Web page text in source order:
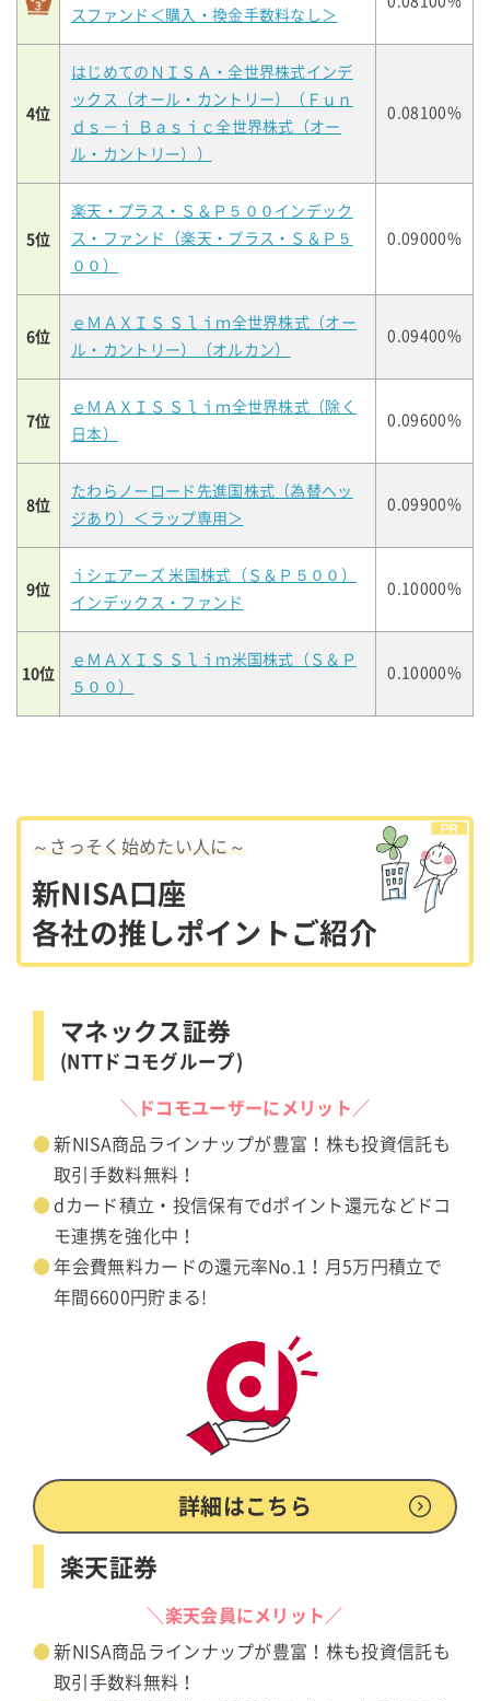
スファンド＜購入・換金手数料なし＞
4位
はじめてのＮＩＳＡ・全世界株式インデ
ックス（オール・カントリー）（Ｆｕｎ
ｄｓ－ｉ Ｂａｓｉｃ全世界株式（オー
ル・カントリー））
0.08100%
5位
楽天・プラス・Ｓ＆Ｐ５００インデック
ス・ファンド（楽天・プラス・Ｓ＆Ｐ５
００）
0.09000%
6位
ｅＭＡＸＩＳ Ｓｌｉｍ全世界株式（オー
ル・カントリー）（オルカン）
0.09400%
7位
ｅＭＡＸＩＳ Ｓｌｉｍ全世界株式（除く
日本）
0.09600%
8位
たわらノーロード先進国株式（為替ヘッ
ジあり）＜ラップ専用＞
0.09900%
9位
ｉシェアーズ 米国株式（Ｓ＆Ｐ５００）
インデックス・ファンド
0.10000%
10位
ｅＭＡＸＩＳ Ｓｌｉｍ米国株式（Ｓ＆Ｐ
５００）
0.10000%
～さっそく始めたい人に～
新NISA口座
各社の推しポイントご紹介
マネックス証券
(NTTドコモグループ)
＼ドコモユーザーにメリット／
新NISA商品ラインナップが豊富！株も投資信託も
取引手数料無料！
dカード積立・投信保有でdポイント還元などドコ
モ連携を強化中！
年会費無料カードの還元率No.1！月5万円積立で
年間6600円貯まる!
詳細はこちら
楽天証券
＼楽天会員にメリット／
新NISA商品ラインナップが豊富！株も投資信託も
取引手数料無料！